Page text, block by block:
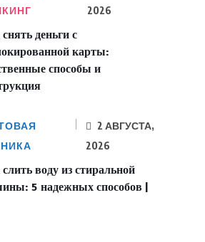
2026
деньги с
карты:
способы и
2 АВГУСТА,
2026
воду из стиральной
5 надежных способов |